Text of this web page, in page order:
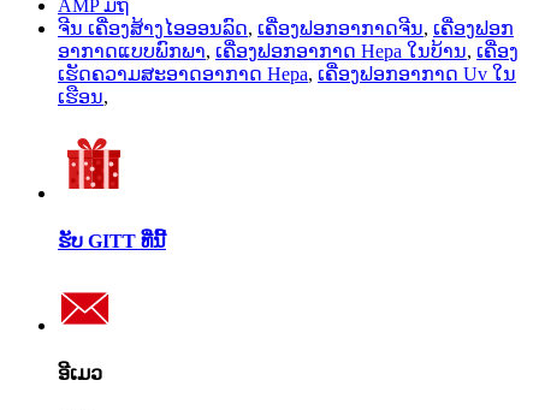
AMP ມືຖື
ຈີນ ເຄື່ອງສ້າງໄອອອນລົດ, ເຄື່ອງຟອກອາກາດຈີນ, ເຄື່ອງຟອກ
ອາກາດແບບພົກພາ, ເຄື່ອງຟອກອາກາດ Hepa ໃນບ້ານ, ເຄື່ອງ
ເຮັດຄວາມສະອາດອາກາດ Hepa, ເຄື່ອງຟອກອາກາດ Uv ໃນ
ເຮືອນ,
ຮັບ GITT ທີ່ນີ້
ອີເມວ